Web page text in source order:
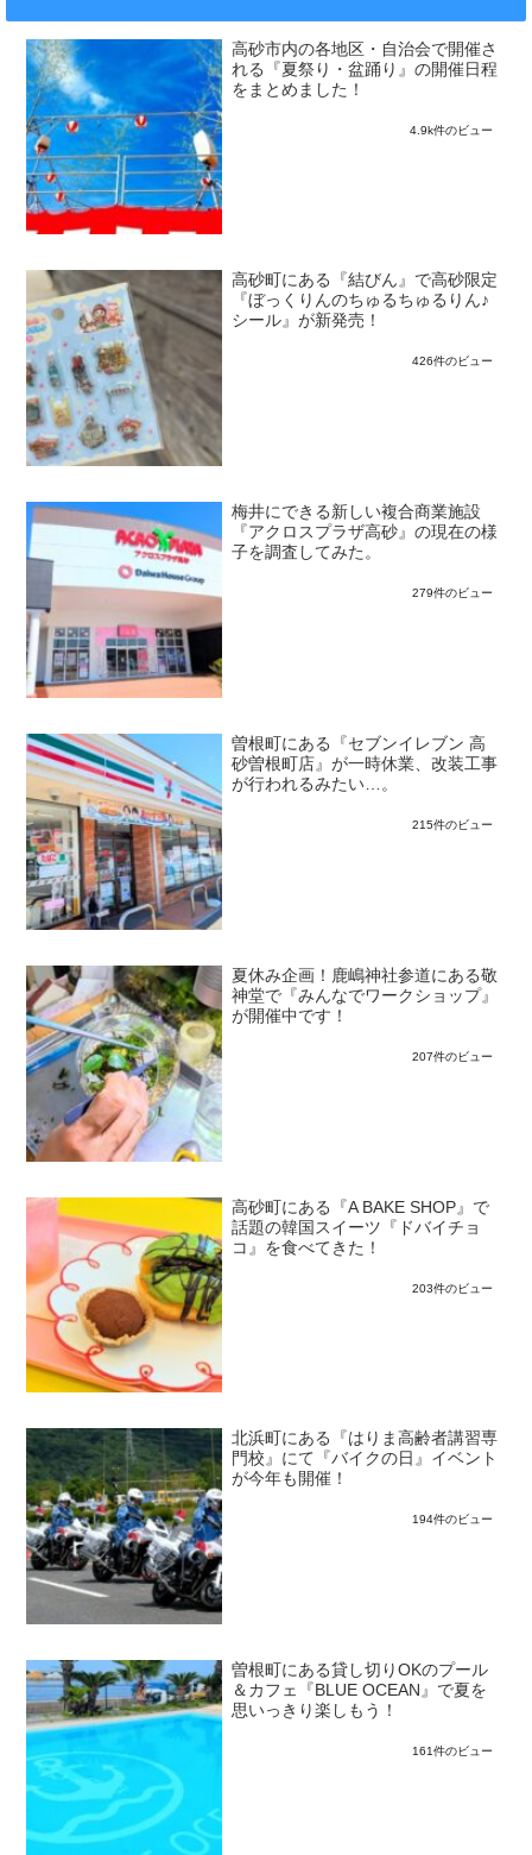
高砂市内の各地区・自治会で開催さ
れる『夏祭り・盆踊り』の開催日程
をまとめました！
4.9k件のビュー
高砂町にある『結びん』で高砂限定
『ぼっくりんのちゅるちゅるりん♪
シール』が新発売！
426件のビュー
梅井にできる新しい複合商業施設
『アクロスプラザ高砂』の現在の様
子を調査してみた。
279件のビュー
曽根町にある『セブンイレブン 高
砂曽根町店』が一時休業、改装工事
が行われるみたい…。
215件のビュー
夏休み企画！鹿嶋神社参道にある敬
神堂で『みんなでワークショップ』
が開催中です！
207件のビュー
高砂町にある『A BAKE SHOP』で
話題の韓国スイーツ『ドバイチョ
コ』を食べてきた！
203件のビュー
北浜町にある『はりま高齢者講習専
門校』にて『バイクの日』イベント
が今年も開催！
194件のビュー
曽根町にある貸し切りOKのプール
＆カフェ『BLUE OCEAN』で夏を
思いっきり楽しもう！
161件のビュー